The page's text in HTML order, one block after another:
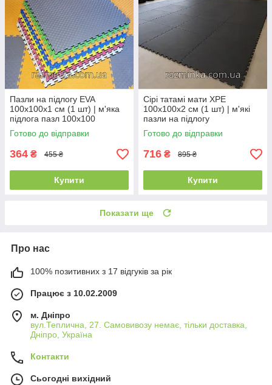
Пазли на підлогу EVA
100х100х1 см (1 шт) | м'яка
підлога пазл 100х100
Готово до відправки
364 ₴ 455 ₴
Купити
Сірі татамі мати XPE
100х100х2 см (1 шт) | м'які
пазли на підлогу
Готово до відправки
716 ₴ 895 ₴
Купити
Показати ще
Про нас
100% позитивних з 17 відгуків за рік
Працює з 10.02.2009
м. Дніпро
вул.Теплична, 27. Самовивозу немає, тільки доставка,
Дніпро, Україна
Контакти
Сьогодні вихідний